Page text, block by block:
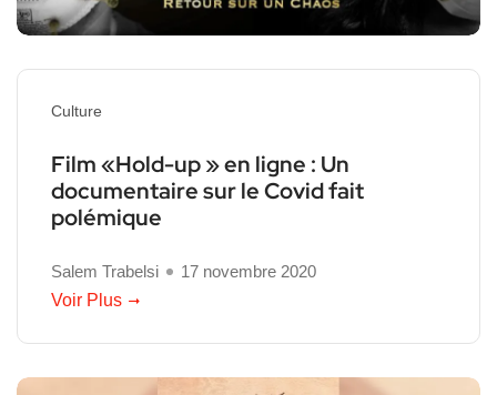
Culture
Film «Hold-up » en ligne : Un
documentaire sur le Covid fait
polémique
Salem Trabelsi
17 novembre 2020
Voir Plus